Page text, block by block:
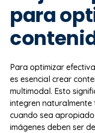
para
Para optimizar
es esencial crear
multimodal. Esto
integren naturalmente
cuando sea
imágenes deben ser